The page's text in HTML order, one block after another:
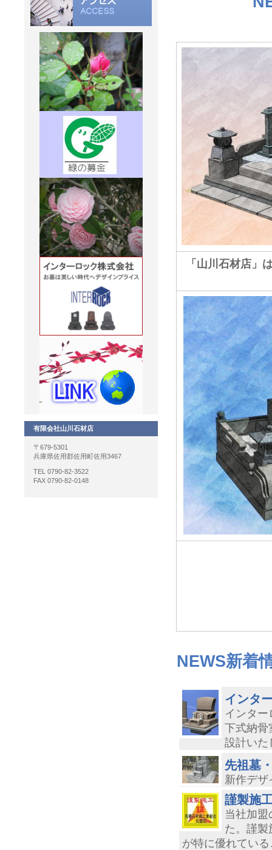
「山川石材店」
NEWS新着
インタ
インタ
下式納骨
設計い
先祖墓
新作デザ
謹製施
当社加盟
た。謹製
が特に優れてい
有限会社山川石材店
〒679-5301
兵庫県佐用郡佐用町佐用3467
TEL 0790-82-3522
FAX 0790-82-0148